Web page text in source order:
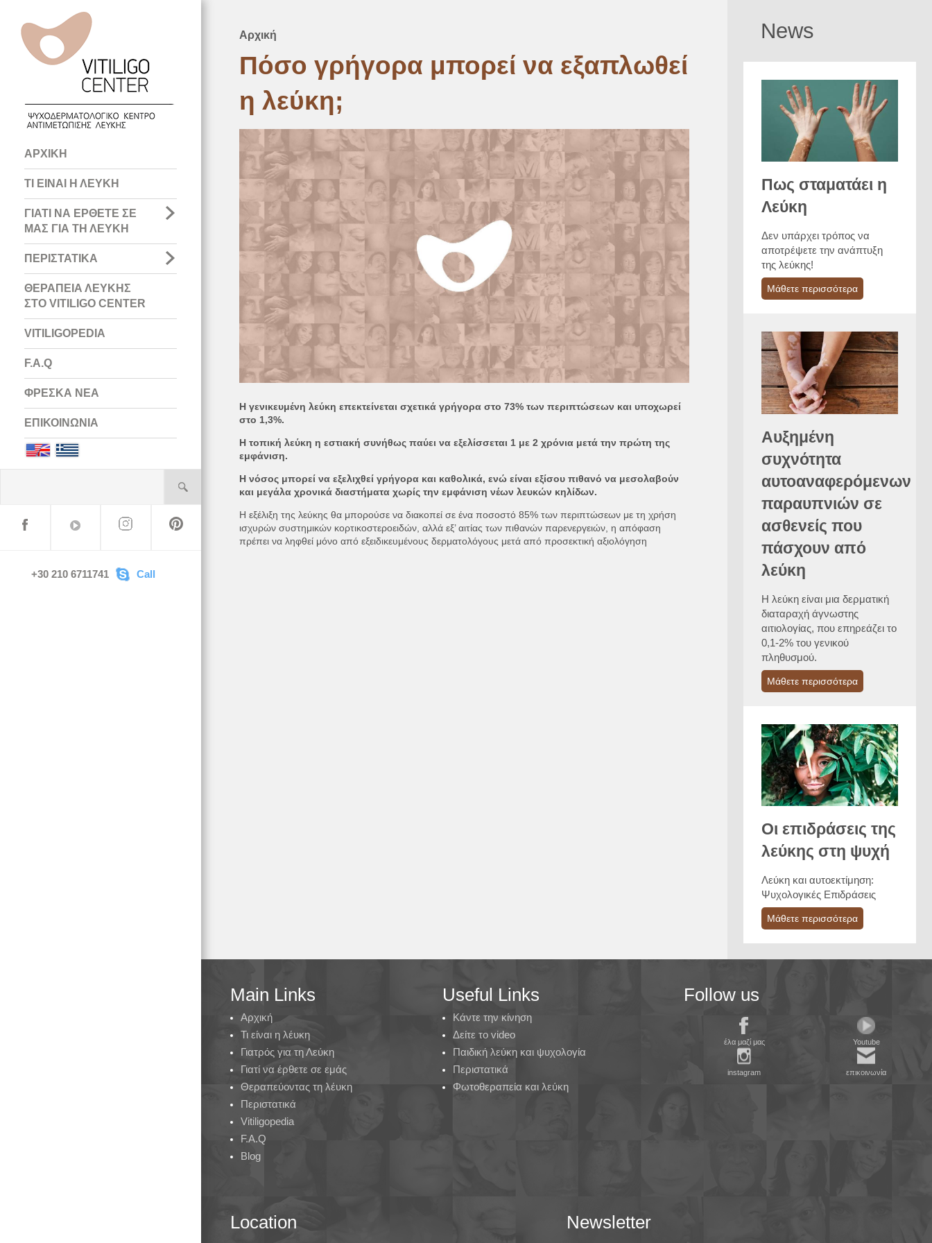
Main
navigation
ΑΡΧΙΚΗ
ΤΙ ΕΙΝΑΙ Η ΛΕΥΚΗ
ΓΙΑΤΙ ΝΑ ΕΡΘΕΤΕ ΣΕ
ΜΑΣ ΓΙΑ ΤΗ ΛΕΥΚΗ
ΠΕΡΙΣΤΑΤΙΚΑ
ΘΕΡΑΠΕΙΑ ΛΕΥΚΗΣ
ΣΤΟ VITILIGO CENTER
VITILIGOPEDIA
F.A.Q
ΦΡΕΣΚΑ ΝΕΑ
ΕΠΙΚΟΙΝΩΝΙΑ
English
+30 210 6711741 Call
Breadcrumb
Αρχική
Πόσο γρήγορα μπορεί να εξαπλωθεί
η λεύκη;
Η γενικευμένη λεύκη επεκτείνεται σχετικά γρήγορα στο 73% των περιπτώσεων και υποχωρεί
στο 1,3%.
Η τοπική λεύκη η εστιακή συνήθως παύει να εξελίσσεται 1 με 2 χρόνια μετά την πρώτη της
εμφάνιση.
Η νόσος μπορεί να εξελιχθεί γρήγορα και καθολικά, ενώ είναι εξίσου πιθανό να μεσολαβούν
και μεγάλα χρονικά διαστήματα χωρίς την εμφάνιση νέων λευκών κηλίδων.
Η εξέλιξη της λεύκης θα μπορούσε να διακοπεί σε ένα ποσοστό 85% των περιπτώσεων με τη χρήση
ισχυρών συστημικών κορτικοστεροειδών, αλλά εξ’ αιτίας των πιθανών παρενεργειών, η απόφαση
πρέπει να ληφθεί μόνο από εξειδικευμένους δερματολόγους μετά από προσεκτική αξιολόγηση
News
Πως σταματάει η
Λεύκη
Δεν υπάρχει τρόπος να
αποτρέψετε την ανάπτυξη
της λεύκης!
Μάθετε περισσότερα
Αυξημένη
συχνότητα
αυτοαναφερόμενων
παραυπνιών σε
ασθενείς που
πάσχουν από
λεύκη
Η λεύκη είναι μια δερματική
διαταραχή άγνωστης
αιτιολογίας, που επηρεάζει το
0,1-2% του γενικού
πληθυσμού.
Μάθετε περισσότερα
Οι επιδράσεις της
λεύκης στη ψυχή
Λεύκη και αυτοεκτίμηση:
Ψυχολογικές Επιδράσεις
Μάθετε περισσότερα
Main Links
Αρχική
Τι είναι η λέυκη
Γιατρός για τη Λεύκη
Γιατί να έρθετε σε εμάς
Θεραπεύοντας τη λέυκη
Περιστατικά
Vitiligopedia
F.A.Q
Blog
Useful Links
Κάντε την κίνηση
Δείτε το video
Παιδική λεύκη και ψυχολογία
Περιστατικά
Φωτοθεραπεία και λεύκη
Follow us
έλα μαζί μας Youtube
instagram επικοινωνία
Location Newsletter